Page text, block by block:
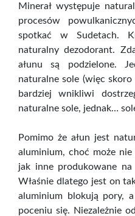
Minerał występuje
procesów
spotkać w Sudetach.
naturalny dezodorant.
ałunu są podzielone.
naturalne sole (więc
bardziej wnikliwi
naturalne sole, jednak…
Pomimo że ałun jest
aluminium, choć może
jak inne produkowane na
Właśnie dlatego jest on
aluminium blokują pory,
poceniu się. Niezależnie